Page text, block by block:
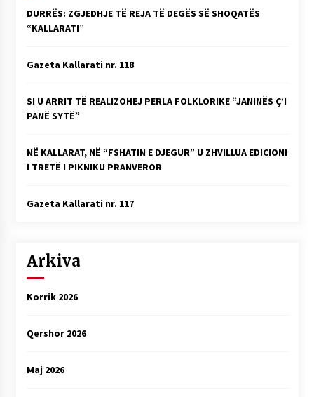
DURRËS: ZGJEDHJE TË REJA TË DEGËS SË SHOQATËS
“KALLARATI”
Gazeta Kallarati nr. 118
SI U ARRIT TË REALIZOHEJ PERLA FOLKLORIKE “JANINËS Ç’I
PANË SYTË”
NË KALLARAT, NË “FSHATIN E DJEGUR” U ZHVILLUA EDICIONI
I TRETË I PIKNIKU PRANVEROR
Gazeta Kallarati nr. 117
Arkiva
Korrik 2026
Qershor 2026
Maj 2026